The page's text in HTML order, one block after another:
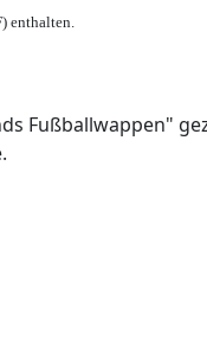
enthalten.
Fußballwappen"